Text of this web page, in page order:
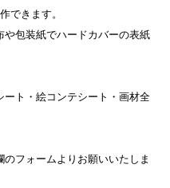
できます。
包装紙でハードカバーの表紙
ト・絵コンテシート・画材全
フォームよりお願いいたしま